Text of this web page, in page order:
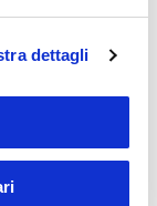
dettagli